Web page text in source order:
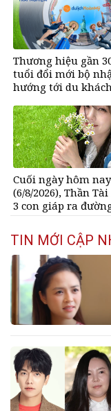
Thương hiệu gần
tuổi đổi mới bộ
hướng tới du
Cuối ngày hôm nay
(6/8/2026), Thần
3 con giáp ra
vàng&amp;apos;,
đếm tiền, giàu nứt
vách
TIN MỚI CẬP